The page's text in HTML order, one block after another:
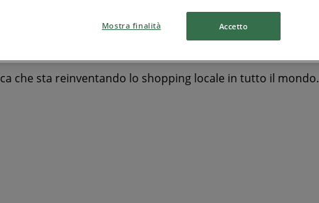
che sta reinventando lo shopping locale in tutto il mondo.
Mostra finalità Accetto